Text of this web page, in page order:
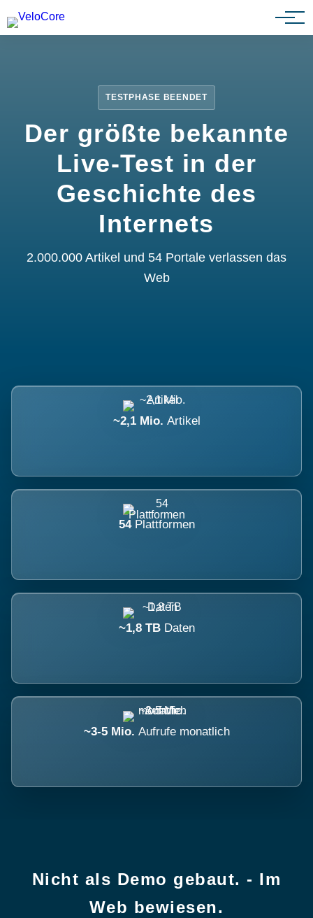
Partnerprogramm
TESTPHASE BEENDET
Der größte bekannte
Live-Test in der
Geschichte des
Internets
2.000.000 Artikel und 54 Portale verlassen das
Web
~2,1 Mio. Artikel
54 Plattformen
~1,8 TB Daten
~3-5 Mio. Aufrufe monatlich
Nicht als Demo gebaut. - Im
Web bewiesen.